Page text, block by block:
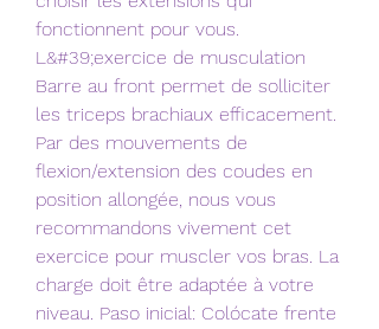
fonctionnent pour vous.
L&#39;exercice de musculation
Barre au front permet de solliciter
les triceps brachiaux efficacement.
Par des mouvements de
flexion/extension des coudes en
position allongée, nous vous
recommandons vivement cet
exercice pour muscler vos bras. La
charge doit être adaptée à votre
niveau. Paso inicial: Colócate frente